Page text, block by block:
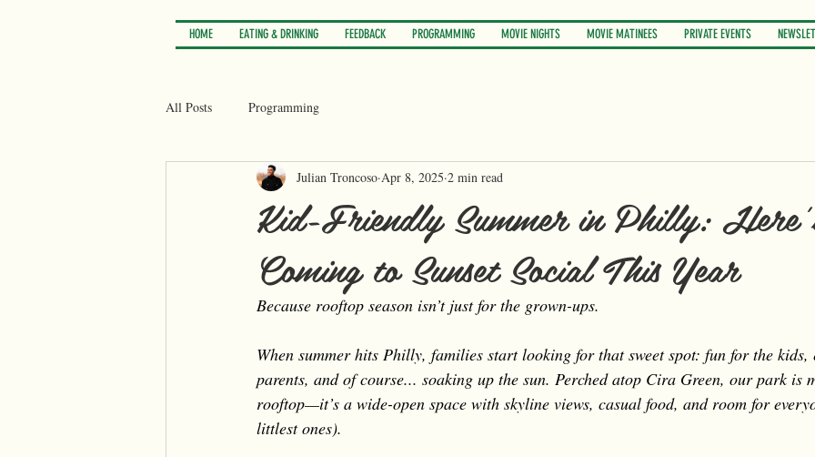
HOME EATING & DRINKING FEEDBACK PROGRAMMING MOVIE NIGHTS MOVIE MATINEES PRIVATE EVENTS
All Posts Programming
Kid-Friendly Summer in Philly:
Coming to Sunset Social This Year
Julian Troncoso Apr 8, 2025 2 min read
Because rooftop season isn’t just for the grown-ups.
When summer hits Philly, families start looking for that sweet spot: fun for the kids,
parents, and of course... soaking up the sun. Perched atop Cira Green, our park is
rooftop—it’s a wide-open space with skyline views, casual food, and room for
littlest ones).